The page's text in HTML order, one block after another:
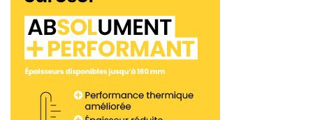
bâtiment, voici la meilleure manière de décrire le
concept de Cirq en 2021. Start-up et industriels
seront présents sur le même espace tout au long
du salon, rassemblés autour de la même
thématique forte : l’innovation. Ainsi, les enjeux de
la rénovation énergétique face au dérèglement